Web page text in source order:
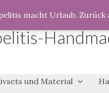
macht Urlaub. Zurück
und Material